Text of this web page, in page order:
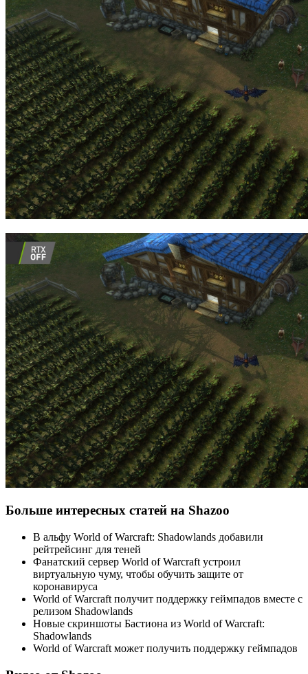
Больше интересных статей на Shazoo
В альфу World of Warcraft: Shadowlands добавили
рейтрейсинг для теней
Фанатский сервер World of Warcraft устроил
виртуальную чуму, чтобы обучить защите от
коронавируса
World of Warcraft получит поддержку геймпадов вместе с
релизом Shadowlands
Новые скриншоты Бастиона из World of Warcraft:
Shadowlands
World of Warcraft может получить поддержку геймпадов